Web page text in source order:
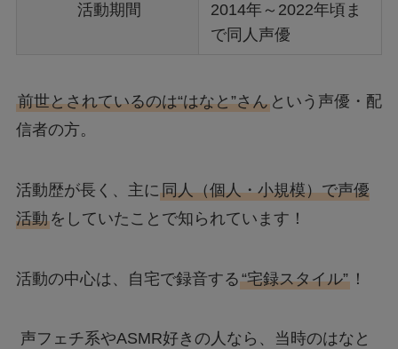
活動期間
2014年～2022年頃ま
で同人声優
前世とされているのは“はなと”さんという声優・配
信者の方。
活動歴が長く、主に同人（個人・小規模）で声優
活動をしていたことで知られています！
活動の中心は、自宅で録音する“宅録スタイル”！
声フェチ系やASMR好きの人なら、当時のはなと